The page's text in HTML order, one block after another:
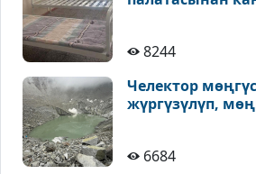
8244
Челектор
жүргүзүлүп,
6684